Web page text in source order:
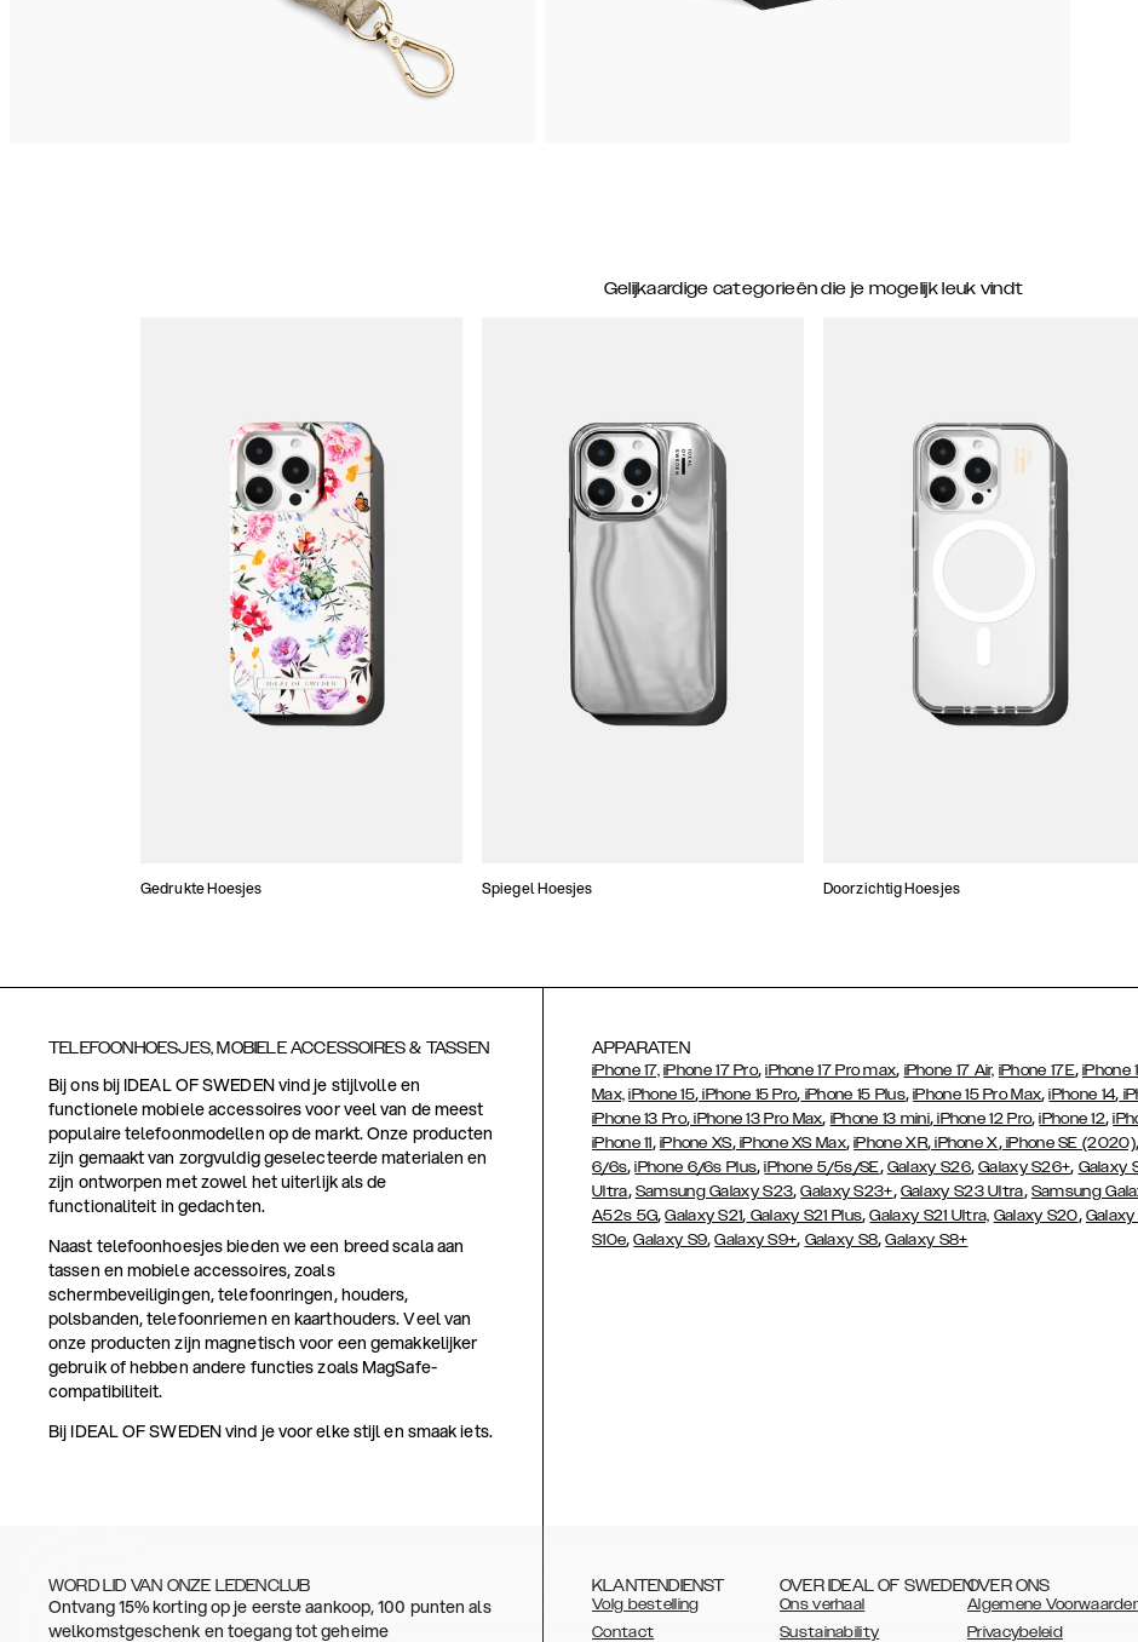
Gelijkaardige categorieën die je mogelijk leuk vindt
Gedrukte Hoesjes Spiegel Hoesjes Doorzichtig Hoesjes
TELEFOONHOESJES, MOBIELE ACCESSOIRES & TASSEN
Bij ons bij IDEAL OF SWEDEN vind je stijlvolle en
functionele mobiele accessoires voor veel van de meest
populaire telefoonmodellen op de markt. Onze producten
zijn gemaakt van zorgvuldig geselecteerde materialen en
zijn ontworpen met zowel het uiterlijk als de
functionaliteit in gedachten.
Naast telefoonhoesjes bieden we een breed scala aan
tassen en mobiele accessoires, zoals
schermbeveiligingen, telefoonringen, houders,
polsbanden, telefoonriemen en kaarthouders. Veel van
onze producten zijn magnetisch voor een gemakkelijker
gebruik of hebben andere functies zoals MagSafe-
compatibiliteit.
Bij IDEAL OF SWEDEN vind je voor elke stijl en smaak iets.
APPARATEN
iPhone 17, iPhone 17 Pro,iPhone 17 Pro max, iPhone 17 Air, iPhone 17E,iPhone
Max, iPhone 15, iPhone 15 Pro, iPhone 15 Plus,iPhone 15 Pro Max,iPhone 14,
iPhone 13 Pro, iPhone 13 Pro Max, iPhone 13 mini,iPhone 12 Pro,iPhone 12,
iPhone 11, iPhone XS,iPhone XS Max,iPhone XR,iPhone X,iPhone SE (2020),
6/6s,iPhone 6/6s Plus,iPhone 5/5s/SE, Galaxy S26,Galaxy S26+, Galaxy
Ultra, Samsung Galaxy S23,Galaxy S23+, Galaxy S23 Ultra, Samsung
A52s 5G,Galaxy S21, Galaxy S21 Plus,Galaxy S21 Ultra, Galaxy S20,
S10e,Galaxy S9,Galaxy S9+, Galaxy S8,Galaxy S8+
WORD LID VAN ONZE LEDENCLUB
Ontvang 15% korting op je eerste aankoop, 100 punten als
welkomstgeschenk en toegang tot geheime
KLANTENDIENST
Volg bestelling
Contact
OVER IDEAL OF SWEDEN
Ons verhaal
Sustainability
OVER ONS
Algemene
Privacybeleid